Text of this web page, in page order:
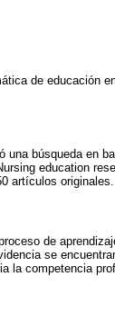
de educación
búsqueda en
education
artículos originales.
de
se
la competencia